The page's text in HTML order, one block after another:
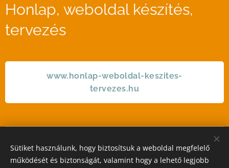
Honlap, weboldal készítés,
tervezés
www.honlap-weboldal-keszites-
tervezes.hu
STIL GALLERY KFT
Sütiket használunk, hogy biztosítsuk a weboldal megfelelő
működését és biztonságát, valamint hogy a lehető legjobb